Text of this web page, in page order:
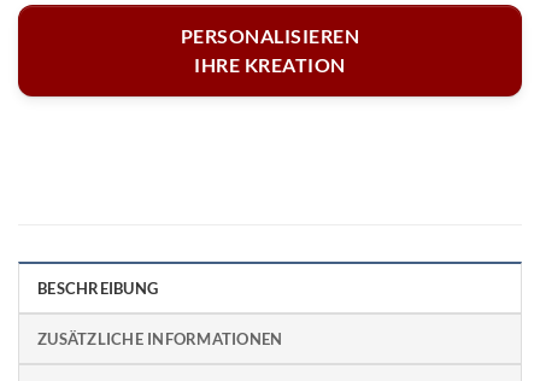
PERSONALISIEREN
IHRE KREATION
BESCHREIBUNG
ZUSÄTZLICHE INFORMATIONEN